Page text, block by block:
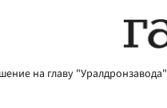
на главу "Уралдронзавода"